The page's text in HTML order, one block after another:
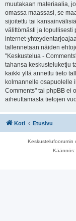
muutakaan materiaalia,
omassa maassasi, se
sijoitettu tai
välittömästi ja lopullisesti
internet-
tallennetaan näiden
"Keskustelua -
tahansa keskusteluketju
kaikki yllä annettu tieto
kolmannelle osapuolelle
Comments" tai phpBB ei
aiheuttamasta tietojen
Koti Etusivu
Keskustelufoorumin